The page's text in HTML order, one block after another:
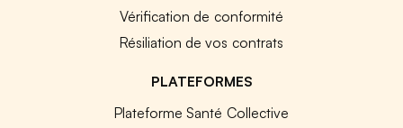
Vérification de conformité
Résiliation de vos contrats
PLATEFORMES
Plateforme Santé Collective